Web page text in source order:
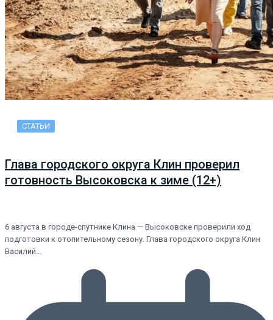
СТАТЬИ
Глава городского округа Клин проверил
готовность Высоковска к зиме (12+)
6 августа в городе-спутнике Клина — Высоковске проверили ход
подготовки к отопительному сезону. Глава городского округа Клин
Василий…